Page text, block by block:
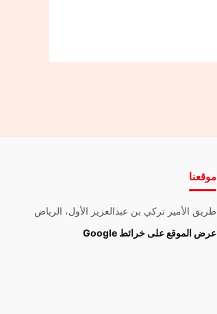
موقعنا
طريق الأمير تركي بن عبدالعزيز الأول، الرياض
عرض الموقع على خرائط Google